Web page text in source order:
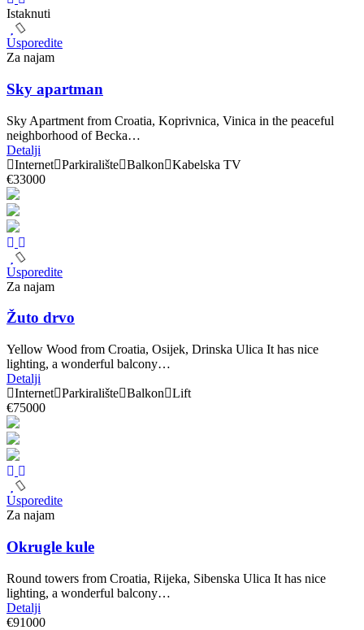
Istaknuti
Usporedite
Za najam
Sky apartman
Sky Apartment from Croatia, Koprivnica, Vinica in the peaceful
neighborhood of Becka…
Detalji
Internet Parkiralište Balkon
Kabelska TV
€33000
Usporedite
Za najam
Žuto drvo
Yellow Wood from Croatia, Osijek, Drinska Ulica It has nice
lighting, a wonderful balcony…
Detalji
Internet Parkiralište Balkon
Lift
€75000
Usporedite
Za najam
Okrugle kule
Round towers from Croatia, Rijeka, Sibenska Ulica It has nice
lighting, a wonderful balcony…
Detalji
€91000